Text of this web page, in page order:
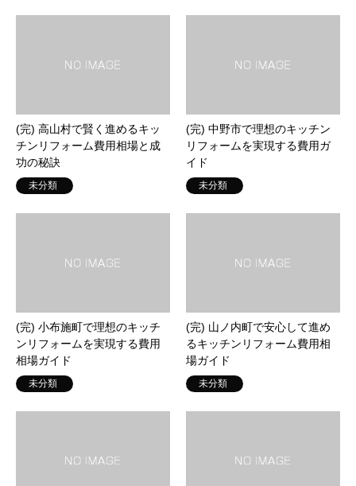
(完) 高山村で賢く進めるキッ
チンリフォーム費用相場と成
功の秘訣
未分類
(完) 中野市で理想のキッチン
リフォームを実現する費用ガ
イド
未分類
(完) 小布施町で理想のキッチ
ンリフォームを実現する費用
相場ガイド
未分類
(完) 山ノ内町で安心して進め
るキッチンリフォーム費用相
場ガイド
未分類